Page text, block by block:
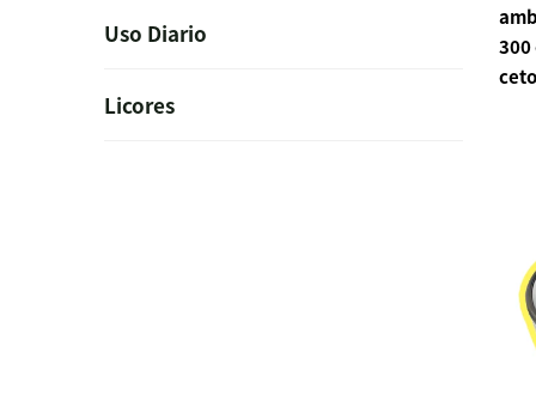
Uso Diario
Licores